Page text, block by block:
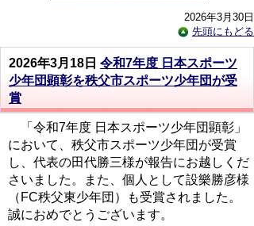
2026年3月30日
先頭にもどる
2026年3月18日 令和7年度 日本スポーツ
少年団顕彰を秩父市スポーツ少年団が受
賞
「令和7年度 日本スポーツ少年団顕彰」
において、秩父市スポーツ少年団が受賞
し、代表の田代勝三様が報告にお越しくだ
さいました。また、個人として設樂勝彦様
（FC秩父東少年団）も受賞されました。
誠におめでとうございます。